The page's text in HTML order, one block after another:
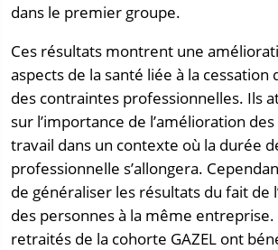
dans le premier groupe.
Ces résultats montrent une
aspects de la santé liée à la cessation
des contraintes professionnelles. Ils
sur l’importance de l’amélioration
travail dans un contexte où la durée
professionnelle s’allongera.
de généraliser les résultats du fait de
des personnes à la même entreprise.
retraités de la cohorte GAZEL ont